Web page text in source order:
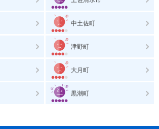
中土佐町
津野町
大月町
黒潮町